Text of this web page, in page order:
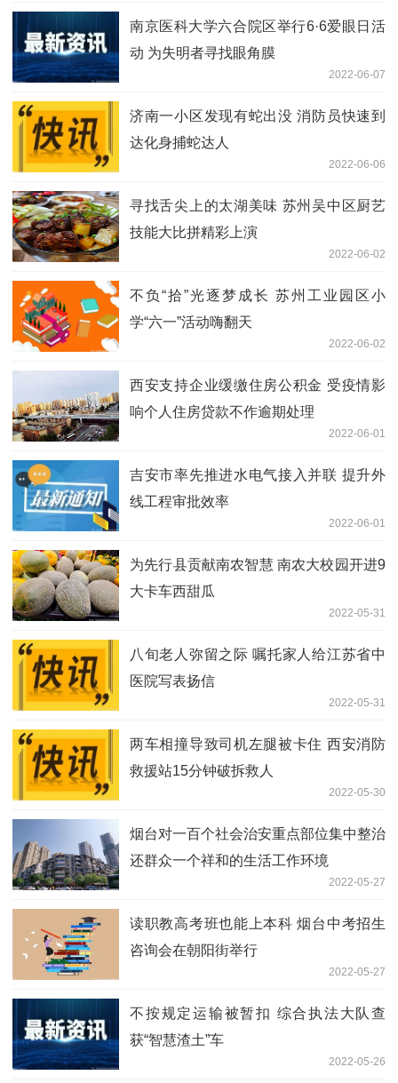
南京医科大学六合院区举行6·6爱眼日活
动 为失明者寻找眼角膜
2022-06-07
济南一小区发现有蛇出没 消防员快速到
达化身捕蛇达人
2022-06-06
寻找舌尖上的太湖美味 苏州吴中区厨艺
技能大比拼精彩上演
2022-06-02
不负“拾”光逐梦成长 苏州工业园区小
学“六一”活动嗨翻天
2022-06-02
西安支持企业缓缴住房公积金 受疫情影
响个人住房贷款不作逾期处理
2022-06-01
吉安市率先推进水电气接入并联 提升外
线工程审批效率
2022-06-01
为先行县贡献南农智慧 南农大校园开进9
大卡车西甜瓜
2022-05-31
八旬老人弥留之际 嘱托家人给江苏省中
医院写表扬信
2022-05-31
两车相撞导致司机左腿被卡住 西安消防
救援站15分钟破拆救人
2022-05-30
烟台对一百个社会治安重点部位集中整治
还群众一个祥和的生活工作环境
2022-05-27
读职教高考班也能上本科 烟台中考招生
咨询会在朝阳街举行
2022-05-27
不按规定运输被暂扣 综合执法大队查
获“智慧渣土”车
2022-05-26